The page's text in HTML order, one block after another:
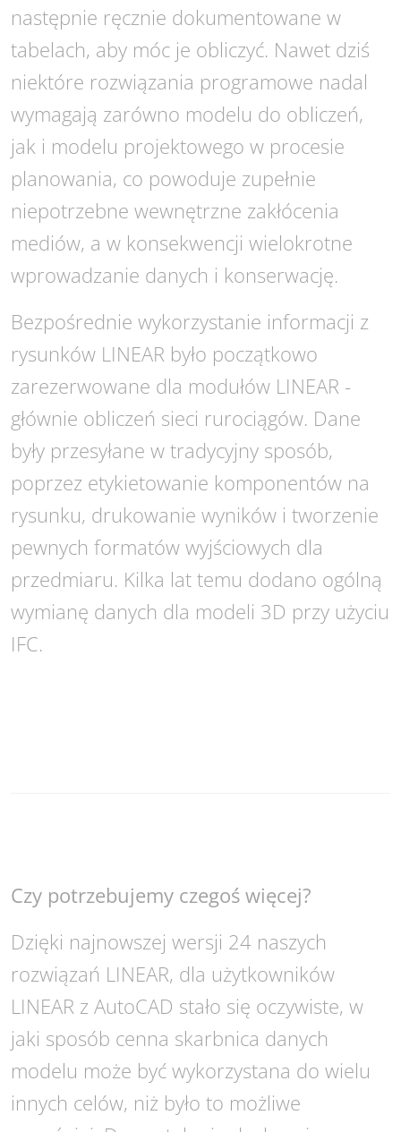
następnie ręcznie dokumentowane w
tabelach, aby móc je obliczyć. Nawet dziś
niektóre rozwiązania programowe nadal
wymagają zarówno modelu do obliczeń,
jak i modelu projektowego w procesie
planowania, co powoduje zupełnie
niepotrzebne wewnętrzne zakłócenia
mediów, a w konsekwencji wielokrotne
wprowadzanie danych i konserwację.
Bezpośrednie wykorzystanie informacji z
rysunków LINEAR było początkowo
zarezerwowane dla modułów LINEAR -
głównie obliczeń sieci rurociągów. Dane
były przesyłane w tradycyjny sposób,
poprzez etykietowanie komponentów na
rysunku, drukowanie wyników i tworzenie
pewnych formatów wyjściowych dla
przedmiaru. Kilka lat temu dodano ogólną
wymianę danych dla modeli 3D przy użyciu
IFC.
Czy potrzebujemy czegoś więcej?
Dzięki najnowszej wersji 24 naszych
rozwiązań LINEAR, dla użytkowników
LINEAR z AutoCAD stało się oczywiste, w
jaki sposób cenna skarbnica danych
modelu może być wykorzystana do wielu
innych celów, niż było to możliwe